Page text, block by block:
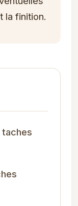
la finition.
taches